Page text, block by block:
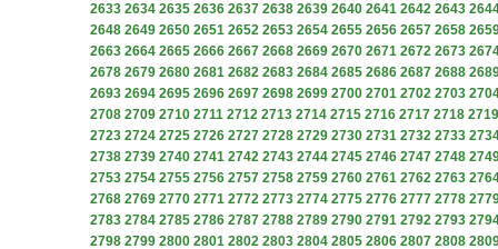
2633 2634 2635 2636 2637 2638 2639 2640 2641 2642 2643
2648 2649 2650 2651 2652 2653 2654 2655 2656 2657 2658
2663 2664 2665 2666 2667 2668 2669 2670 2671 2672 2673
2678 2679 2680 2681 2682 2683 2684 2685 2686 2687 2688
2693 2694 2695 2696 2697 2698 2699 2700 2701 2702 2703
2708 2709 2710 2711 2712 2713 2714 2715 2716 2717 2718 2719
2723 2724 2725 2726 2727 2728 2729 2730 2731 2732 2733
2738 2739 2740 2741 2742 2743 2744 2745 2746 2747 2748
2753 2754 2755 2756 2757 2758 2759 2760 2761 2762 2763
2768 2769 2770 2771 2772 2773 2774 2775 2776 2777 2778
2783 2784 2785 2786 2787 2788 2789 2790 2791 2792 2793
2798 2799 2800 2801 2802 2803 2804 2805 2806 2807 2808